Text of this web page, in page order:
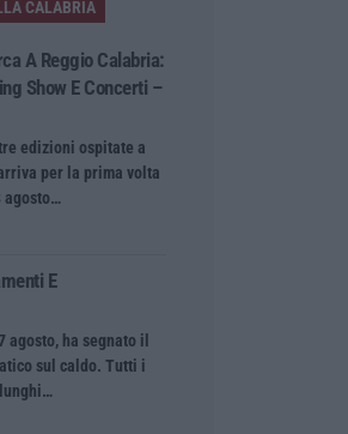
CALABRIA
A Reggio Calabria:
Show E Concerti –
tre edizioni ospitate a
per la prima volta
agosto…
E
ha segnato il
sul caldo. Tutti i